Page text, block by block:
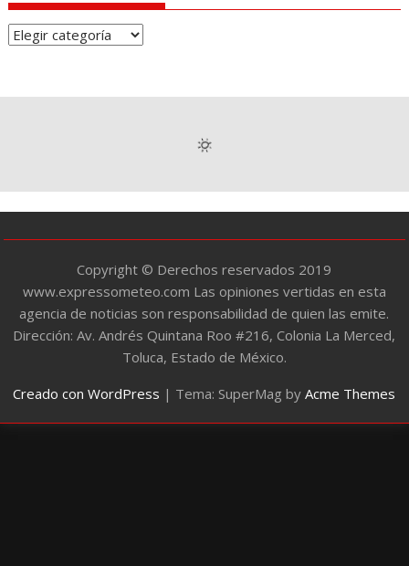
C
e
í
a
Copyright © Derechos reservados 2019
www.expressometeo.com Las opiniones vertidas en esta
agencia de noticias son responsabilidad de quien las emite.
Dirección: Av. Andrés Quintana Roo #216, Colonia La Merced,
Toluca, Estado de México.
Creado con WordPress | Tema: SuperMag byAcme Themes